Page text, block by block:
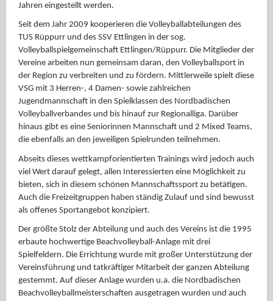
Jahren eingestellt werden.
Seit dem Jahr 2009 kooperieren die Volleyballabteilungen des
TUS Rüppurr und des SSV Ettlingen in der sog.
Volleyballspielgemeinschaft Ettlingen/Rüppurr. Die Mitglieder der
Vereine arbeiten nun gemeinsam daran, den Volleyballsport in
der Region zu verbreiten und zu fördern. Mittlerweile spielt diese
VSG mit 3 Herren-, 4 Damen- sowie zahlreichen
Jugendmannschaft in den Spielklassen des Nordbadischen
Volleyballverbandes und bis hinauf zur Regionalliga. Darüber
hinaus gibt es eine Seniorinnen Mannschaft und 2 Mixed Teams,
die ebenfalls an den jeweiligen Spielrunden teilnehmen.
Abseits dieses wettkampforientierten Trainings wird jedoch auch
viel Wert darauf gelegt, allen Interessierten eine Möglichkeit zu
bieten, sich in diesem schönen Mannschaftssport zu betätigen.
Auch die Freizeitgruppen haben ständig Zulauf und sind bewusst
als offenes Sportangebot konzipiert.
Der größte Stolz der Abteilung und auch des Vereins ist die 1995
erbaute hochwertige Beachvolleyball-Anlage mit drei
Spielfeldern. Die Errichtung wurde mit großer Unterstützung der
Vereinsführung und tatkräftiger Mitarbeit der ganzen Abteilung
gestemmt. Auf dieser Anlage wurden u.a. die Nordbadischen
Beachvolleyballmeisterschaften ausgetragen wurden und auch